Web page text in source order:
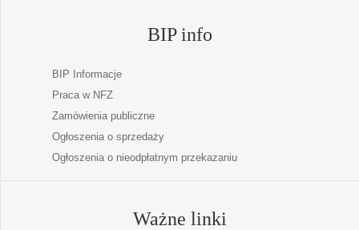
BIP info
BIP Informacje
Praca w NFZ
Zamówienia publiczne
Ogłoszenia o sprzedaży
Ogłoszenia o nieodpłatnym przekazaniu
Ważne linki